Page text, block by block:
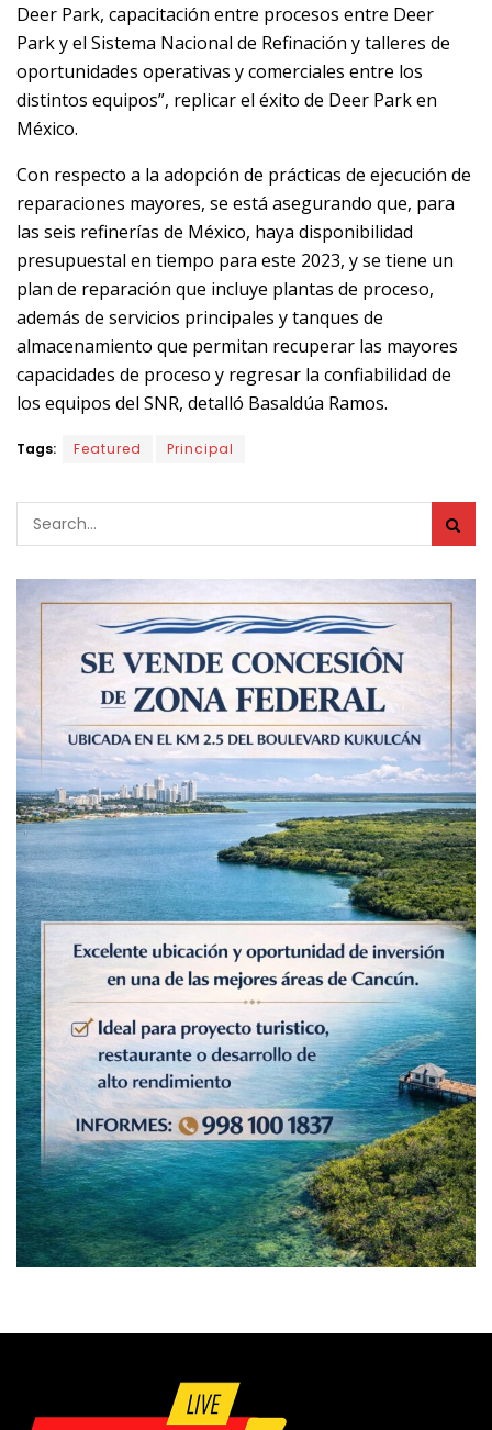
Deer Park, capacitación entre procesos entre Deer
Park y el Sistema Nacional de Refinación y talleres de
oportunidades operativas y comerciales entre los
distintos equipos”, replicar el éxito de Deer Park en
México.
Con respecto a la adopción de prácticas de ejecución de
reparaciones mayores, se está asegurando que, para
las seis refinerías de México, haya disponibilidad
presupuestal en tiempo para este 2023, y se tiene un
plan de reparación que incluye plantas de proceso,
además de servicios principales y tanques de
almacenamiento que permitan recuperar las mayores
capacidades de proceso y regresar la confiabilidad de
los equipos del SNR, detalló Basaldúa Ramos.
Tags: Featured Principal